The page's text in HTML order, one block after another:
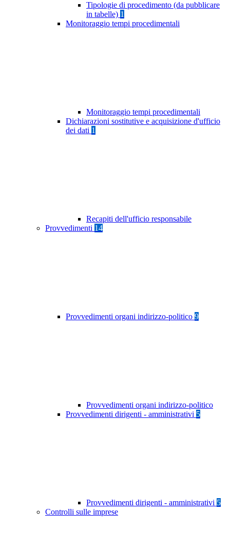
Tipologie di procedimento (da pubblicare
in tabelle) 1
Monitoraggio tempi procedimentali
Monitoraggio tempi procedimentali
Dichiarazioni sostitutive e acquisizione d'ufficio
dei dati 1
Recapiti dell'ufficio responsabile
Provvedimenti 14
Provvedimenti organi indirizzo-politico 9
Provvedimenti organi indirizzo-politico
Provvedimenti dirigenti - amministrativi 5
Provvedimenti dirigenti - amministrativi 5
Controlli sulle imprese